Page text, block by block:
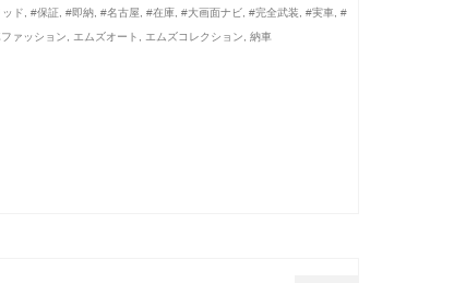
ド ,#保証 ,#即納 ,#名古屋 ,#在庫 ,#大画面ナビ ,#完全武装 ,#実車 ,#
ァッション エムズオート エムズコレクション ,納車